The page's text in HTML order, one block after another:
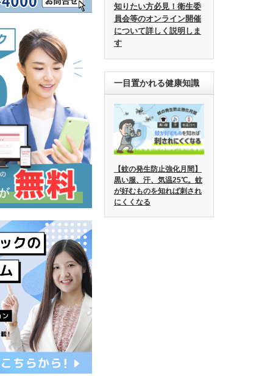
知りたい方必見！衛生委
員会等のオンライン開催
について詳しく説明しま
す
一目置かれる健康知識
【蚊の発生防止強化月間】
黒い服、汗、気温25℃。蚊
が好むものを知れば刺され
にくくなる